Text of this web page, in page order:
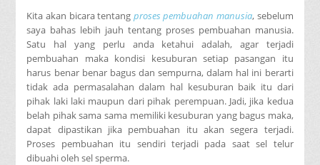
Kita akan bicara tentang proses pembuahan manusia, sebelum
saya bahas lebih jauh tentang proses pembuahan manusia.
Satu hal yang perlu anda ketahui adalah, agar terjadi
pembuahan maka kondisi kesuburan setiap pasangan itu
harus benar benar bagus dan sempurna, dalam hal ini berarti
tidak ada permasalahan dalam hal kesuburan baik itu dari
pihak laki laki maupun dari pihak perempuan. Jadi, jika kedua
belah pihak sama sama memiliki kesuburan yang bagus maka,
dapat dipastikan jika pembuahan itu akan segera terjadi.
Proses pembuahan itu sendiri terjadi pada saat sel telur
dibuahi oleh sel sperma.